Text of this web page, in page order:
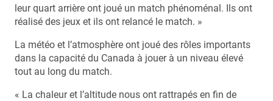
leur quart arrière ont joué un match phénoménal. Ils ont
réalisé des jeux et ils ont relancé le match. »
La météo et l’atmosphère ont joué des rôles importants
dans la capacité du Canada à jouer à un niveau élevé
tout au long du match.
« La chaleur et l’altitude nous ont rattrapés en fin de